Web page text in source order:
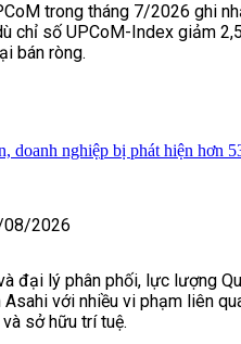
trong tháng 7/2026 ghi
chỉ số UPCoM-Index giảm
bán ròng.
doanh nghiệp bị phát hiện hơn
2026
đại lý phân phối, lực lượng
với nhiều vi phạm liên
sở hữu trí tuệ.